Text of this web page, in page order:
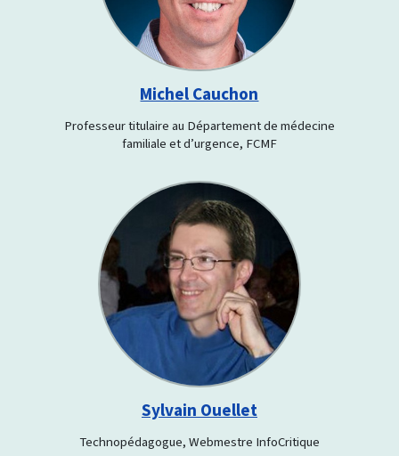
Michel Cauchon
Professeur titulaire au Département de médecine
familiale et d’urgence, FCMF
Sylvain Ouellet
Technopédagogue, Webmestre InfoCritique